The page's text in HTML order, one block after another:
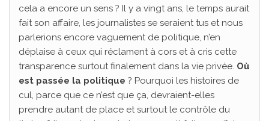
cela a encore un sens ? Il y a vingt ans, le temps aurait
fait son affaire, les journalistes se seraient tus et nous
parlerions encore vaguement de politique, n’en
déplaise à ceux qui réclament à cors et à cris cette
transparence surtout finalement dans la vie privée. Où
est passée la politique ? Pourquoi les histoires de
cul, parce que ce n’est que ça, devraient-elles
prendre autant de place et surtout le contrôle du